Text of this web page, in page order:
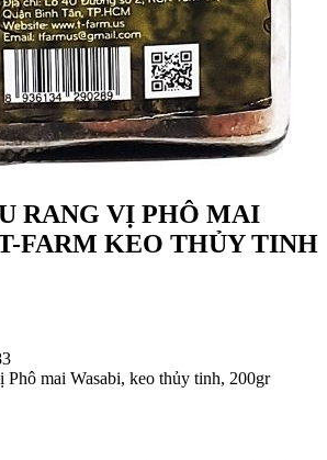
RANG VỊ PHÔ MAI
FARM KEO THỦY TINH
Phô mai Wasabi, keo thủy tinh, 200gr